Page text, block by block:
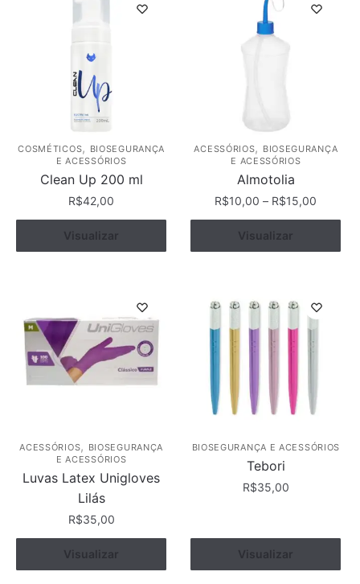
COSMÉTICOS, BIOSEGURANÇA
E ACESSÓRIOS
Clean Up 200 ml
R$42,00
Comprar
Visualizar
ACESSÓRIOS, BIOSEGURANÇA
E ACESSÓRIOS
Almotolia
R$10,00 – R$15,00
Ver opções
Este
produto
variantes.
As
opções
escolhidas
página
do
produto
Visualizar
ACESSÓRIOS, BIOSEGURANÇA
E ACESSÓRIOS
Luvas Latex Unigloves
Lilás
R$35,00
Ver opções
Este
produto
Visualizar
BIOSEGURANÇA E ACESSÓRIOS
Tebori
R$35,00
Ver opções
produto
tem
várias
Visualizar